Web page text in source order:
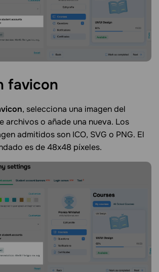
favicon
, selecciona una imagen del
archivos o añade una nueva. Los
admitidos son ICO, SVG o PNG. El
es de 48x48 píxeles.